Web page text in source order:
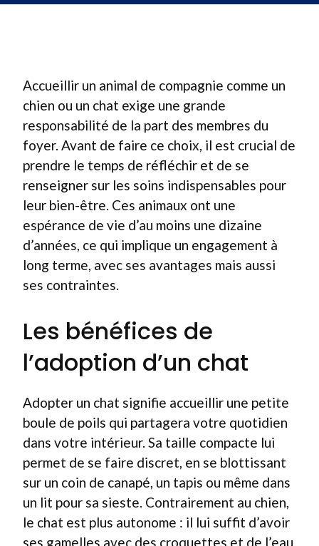
Accueillir un animal de compagnie comme un
chien ou un chat exige une grande
responsabilité de la part des membres du
foyer. Avant de faire ce choix, il est crucial de
prendre le temps de réfléchir et de se
renseigner sur les soins indispensables pour
leur bien-être. Ces animaux ont une
espérance de vie d’au moins une dizaine
d’années, ce qui implique un engagement à
long terme, avec ses avantages mais aussi
ses contraintes.
Les bénéfices de
l’adoption d’un chat
Adopter un chat signifie accueillir une petite
boule de poils qui partagera votre quotidien
dans votre intérieur. Sa taille compacte lui
permet de se faire discret, en se blottissant
sur un coin de canapé, un tapis ou même dans
un lit pour sa sieste. Contrairement au chien,
le chat est plus autonome : il lui suffit d’avoir
ses gamelles avec des croquettes et de l’eau,